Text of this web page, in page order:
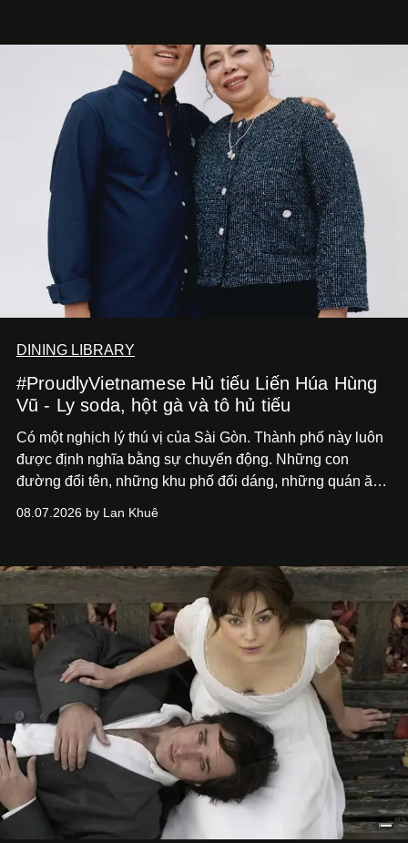
DINING LIBRARY
#ProudlyVietnamese Hủ tiếu Liến Húa Hùng
Vũ - Ly soda, hột gà và tô hủ tiếu
Có một nghịch lý thú vị của Sài Gòn. Thành phố này luôn
được định nghĩa bằng sự chuyển động. Những con
đường đổi tên, những khu phố đổi dáng, những quán ăn
nói về cái mới, về xu hướng tiếp theo, về những điều
08.07.2026 by Lan Khuê